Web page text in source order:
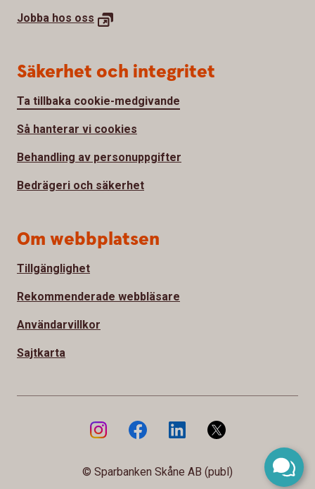
Jobba hos oss
Säkerhet och integritet
Ta tillbaka cookie-medgivande
Så hanterar vi cookies
Behandling av personuppgifter
Bedrägeri och säkerhet
Om webbplatsen
Tillgänglighet
Rekommenderade webbläsare
Användarvillkor
Sajtkarta
© Sparbanken Skåne AB (publ)